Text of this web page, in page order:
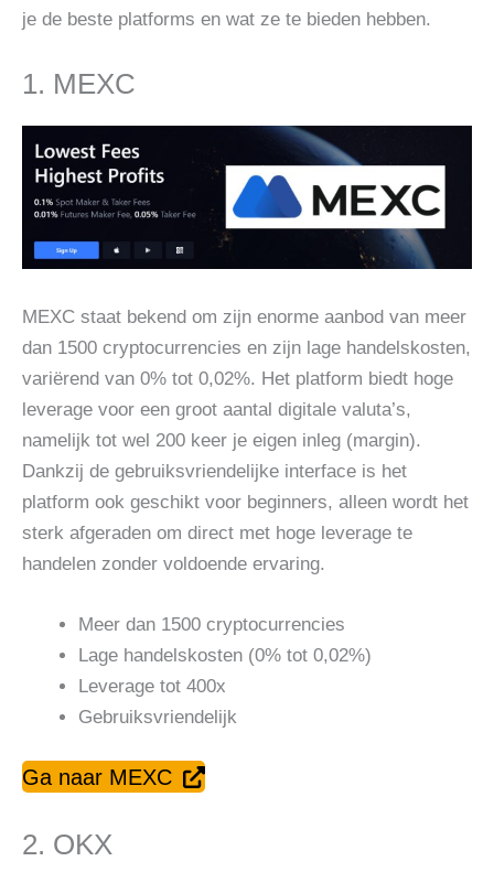
je de beste platforms en wat ze te bieden hebben.
1. MEXC
MEXC staat bekend om zijn enorme aanbod van meer
dan 1500 cryptocurrencies en zijn lage handelskosten,
variërend van 0% tot 0,02%. Het platform biedt hoge
leverage voor een groot aantal digitale valuta’s,
namelijk tot wel 200 keer je eigen inleg (margin).
Dankzij de gebruiksvriendelijke interface is het
platform ook geschikt voor beginners, alleen wordt het
sterk afgeraden om direct met hoge leverage te
handelen zonder voldoende ervaring.
Meer dan 1500 cryptocurrencies
Lage handelskosten (0% tot 0,02%)
Leverage tot 400x
Gebruiksvriendelijk
Ga naar MEXC
2. OKX